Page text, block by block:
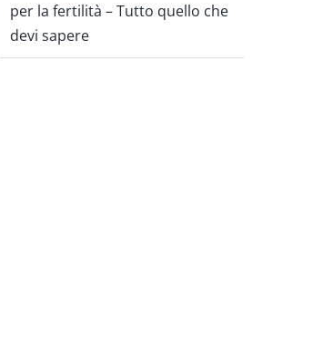
per la fertilità – Tutto quello che
devi sapere